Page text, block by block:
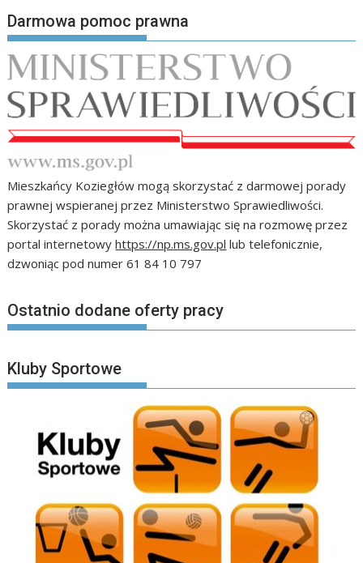
Darmowa pomoc prawna
Mieszkańcy Koziegłów mogą skorzystać z darmowej porady
prawnej wspieranej przez Ministerstwo Sprawiedliwości.
Skorzystać z porady można umawiając się na rozmowę przez
portal internetowyhttps://np.ms.gov.pl lub telefonicznie,
dzwoniąc pod numer 61 84 10 797
Ostatnio dodane oferty pracy
Kluby Sportowe